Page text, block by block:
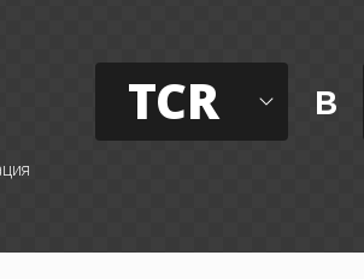
TCR в